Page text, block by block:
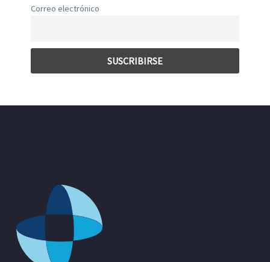
Correo electrónico